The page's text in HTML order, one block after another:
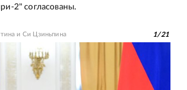
2" согласованы.
и Си Цзиньпина 1/21